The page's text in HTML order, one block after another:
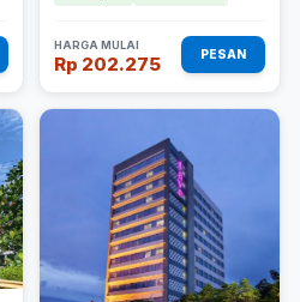
HARGA MULAI
Rp 202.275 PESAN